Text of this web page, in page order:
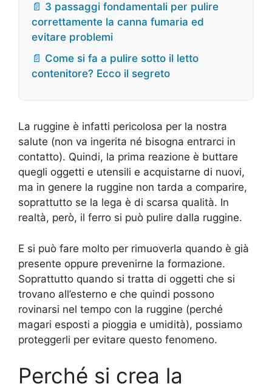
📄 3 passaggi fondamentali per pulire
correttamente la canna fumaria ed
evitare problemi
📄 Come si fa a pulire sotto il letto
contenitore? Ecco il segreto
La ruggine è infatti pericolosa per la nostra
salute (non va ingerita né bisogna entrarci in
contatto). Quindi, la prima reazione è buttare
quegli oggetti e utensili e acquistarne di nuovi,
ma in genere la ruggine non tarda a comparire,
soprattutto se la lega è di scarsa qualità. In
realtà, però, il ferro si può pulire dalla ruggine.
E si può fare molto per rimuoverla quando è già
presente oppure prevenirne la formazione.
Soprattutto quando si tratta di oggetti che si
trovano all’esterno e che quindi possono
rovinarsi nel tempo con la ruggine (perché
magari esposti a pioggia e umidità), possiamo
proteggerli per evitare questo fenomeno.
Perché si crea la